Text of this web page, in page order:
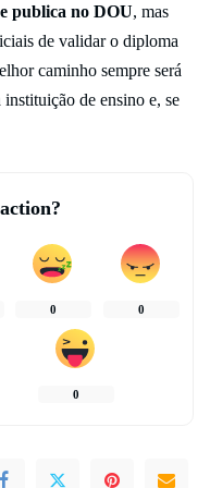
publica no DOU, mas
de validar o diploma
caminho sempre será
de ensino e, se
0 0
0